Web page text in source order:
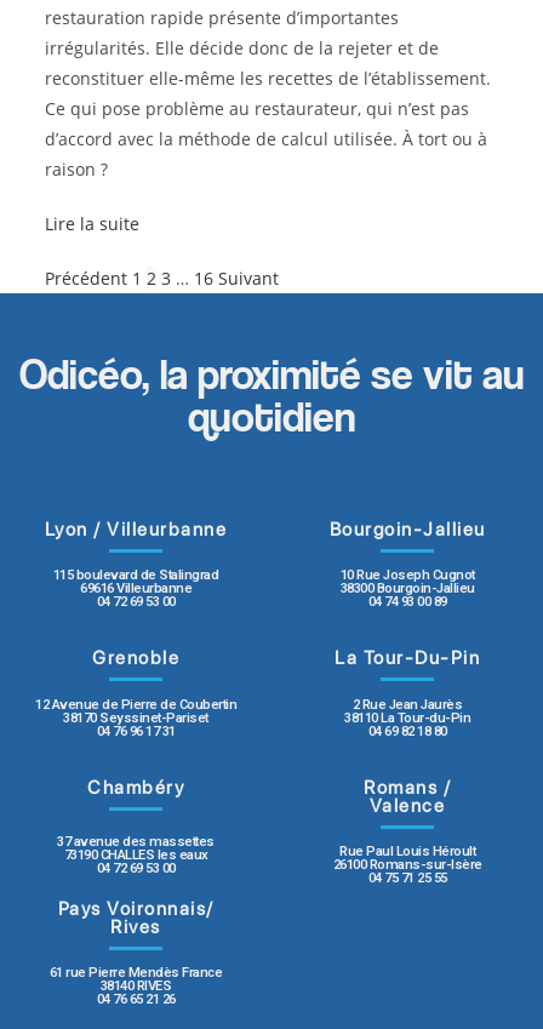
restauration rapide présente d’importantes
irrégularités. Elle décide donc de la rejeter et de
reconstituer elle-même les recettes de l’établissement.
Ce qui pose problème au restaurateur, qui n’est pas
d’accord avec la méthode de calcul utilisée. À tort ou à
raison ?
Lire la suite
Précédent 1 2 3 … 16 Suivant
Odicéo, la proximité se vit au
quotidien
Lyon / Villeurbanne
115 boulevard de Stalingrad
69616 Villeurbanne
04 72 69 53 00
Bourgoin-Jallieu
10 Rue Joseph Cugnot
38300 Bourgoin-Jallieu
04 74 93 00 89
Grenoble
12 Avenue de Pierre de Coubertin
38170 Seyssinet-Pariset
04 76 96 17 31
La Tour-Du-Pin
2 Rue Jean Jaurès
38110 La Tour-du-Pin
04 69 82 18 80
Chambéry
37 avenue des massettes
73190 CHALLES les eaux
04 72 69 53 00
Romans /
Valence
Rue Paul Louis Héroult
26100 Romans-sur-Isère
04 75 71 25 55
Pays Voironnais/
Rives
61 rue Pierre Mendès France
38140 RIVES
04 76 65 21 26